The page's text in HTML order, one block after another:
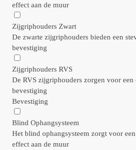
effect aan de muur
Zijgriphouders Zwart
De zwarte zijgriphouders bieden een
bevestiging
Zijgriphouders RVS
De RVS zijgriphouders zorgen voor
bevestiging
Bevestiging
Blind Ophangsysteem
Het blind ophangsysteem zorgt voor
effect aan de muur